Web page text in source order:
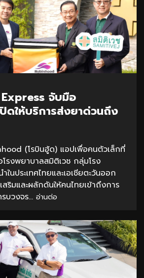
จับมือ
ดให้บริการส่งยาด่วนถึง
(โรบินฮู้ด) แอปเพื่อคนตัวเล็กที่
รงพยาบาลสมิติเวช กลุ่มโรง
นประเทศไทยและเอเชียตะวันออก
ริมและผลักดันให้คนไทยเข้าถึงการ
บวงจร... อ่านต่อ